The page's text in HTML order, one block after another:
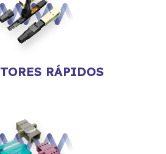
RÁPIDOS